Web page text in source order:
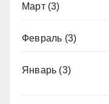
Март(3)
Февраль (3)
Январь (3)